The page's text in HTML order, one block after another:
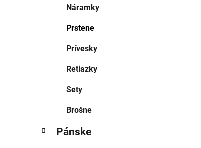
Náramky
Prstene
Prívesky
Retiazky
Sety
Brošne
Pánske